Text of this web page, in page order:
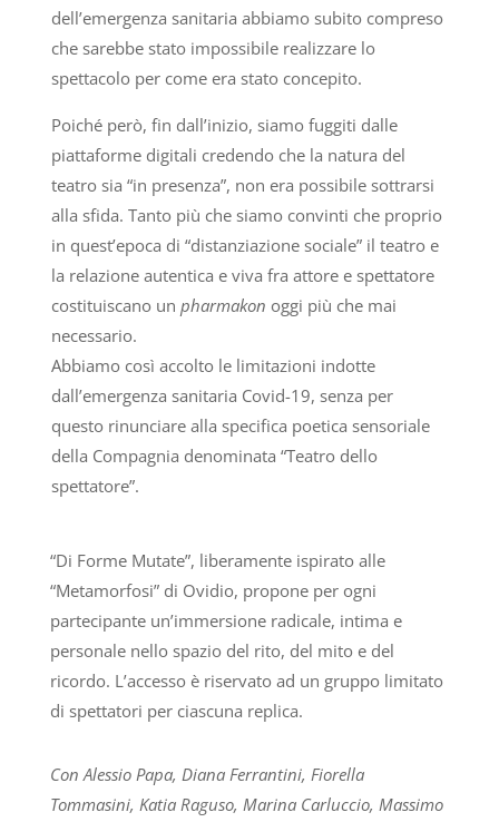
dell’emergenza sanitaria abbiamo subito compreso
che sarebbe stato impossibile realizzare lo
spettacolo per come era stato concepito.
Poiché però, fin dall’inizio, siamo fuggiti dalle
piattaforme digitali credendo che la natura del
teatro sia “in presenza”, non era possibile sottrarsi
alla sfida. Tanto più che siamo convinti che proprio
in quest’epoca di “distanziazione sociale” il teatro e
la relazione autentica e viva fra attore e spettatore
costituiscano un pharmakon oggi più che mai
necessario.
Abbiamo così accolto le limitazioni indotte
dall’emergenza sanitaria Covid-19, senza per
questo rinunciare alla specifica poetica sensoriale
della Compagnia denominata “Teatro dello
spettatore”.
“Di Forme Mutate”, liberamente ispirato alle
“Metamorfosi” di Ovidio, propone per ogni
partecipante un’immersione radicale, intima e
personale nello spazio del rito, del mito e del
ricordo. L’accesso è riservato ad un gruppo limitato
di spettatori per ciascuna replica.
Con Alessio Papa, Diana Ferrantini, Fiorella
Tommasini, Katia Raguso, Marina Carluccio, Massimo